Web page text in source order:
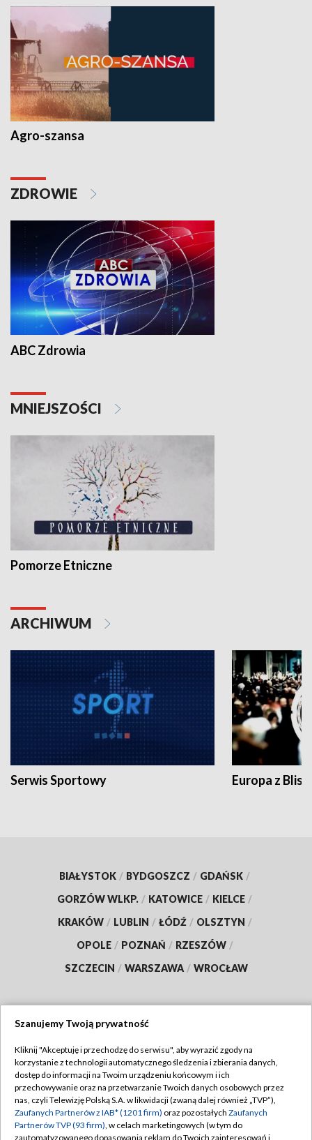
Agro-szansa
ZDROWIE
ABC Zdrowia
MNIEJSZOŚCI
Pomorze Etniczne
ARCHIWUM
Serwis Sportowy Europa z
BIAŁYSTOK / BYDGOSZCZ / GDAŃSK /
GORZÓW WLKP. / KATOWICE / KIELCE /
KRAKÓW / LUBLIN / ŁÓDŹ / OLSZTYN /
OPOLE / POZNAŃ / RZESZÓW /
SZCZECIN / WARSZAWA / WROCŁAW
TVP
Abonament TVP
Emisja w TVP
Centrum informacji TVP
Regulamin TVP
Polityka prywatności
Moje zgody
Szanujemy Twoją prywatność
Kliknij "Akceptuję i przechodzę do serwisu", aby wyrazić zgody na
korzystanie z technologii automatycznego śledzenia i zbierania danych,
dostęp do informacji na Twoim urządzeniu końcowym i ich
przechowywanie oraz na przetwarzanie Twoich danych osobowych przez
nas, czyli Telewizję Polską S.A. w likwidacji (zwaną dalej również „TVP”),
Zaufanych Partnerów z IAB* (1201 firm) oraz pozostałych Zaufanych
Partnerów TVP (93 firm), w celach marketingowych (w tym do
zautomatyzowanego dopasowania reklam do Twoich zainteresowań i